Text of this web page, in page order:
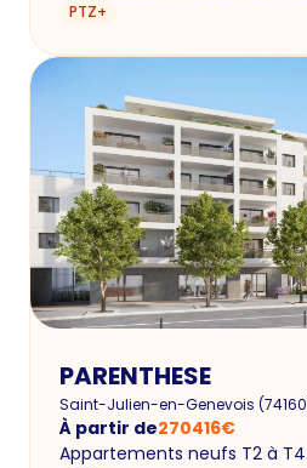
PTZ+
PARENTHESE
Saint-Julien-en-Genevois (74160
À partir de270416€
Appartements neufs T2 à T4